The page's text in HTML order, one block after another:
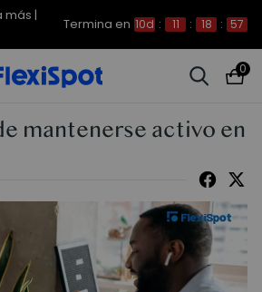
| E7
Termina en 10d : 11 : 18 : 56
0
mantenerse activo en